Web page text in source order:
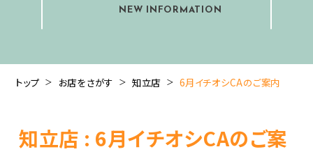
NEW INFORMATION
トップ お店をさがす 知立店 6月イチオシCAのご案内
知立店 : 6月イチオシCAのご案